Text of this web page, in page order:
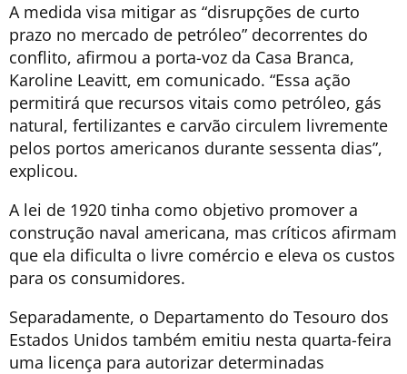
A medida visa mitigar as “disrupções de curto
prazo no mercado de petróleo” decorrentes do
conflito, afirmou a porta-voz da Casa Branca,
Karoline Leavitt, em comunicado. “Essa ação
permitirá que recursos vitais como petróleo, gás
natural, fertilizantes e carvão circulem livremente
pelos portos americanos durante sessenta dias”,
explicou.
A lei de 1920 tinha como objetivo promover a
construção naval americana, mas críticos afirmam
que ela dificulta o livre comércio e eleva os custos
para os consumidores.
Separadamente, o Departamento do Tesouro dos
Estados Unidos também emitiu nesta quarta-feira
uma licença para autorizar determinadas